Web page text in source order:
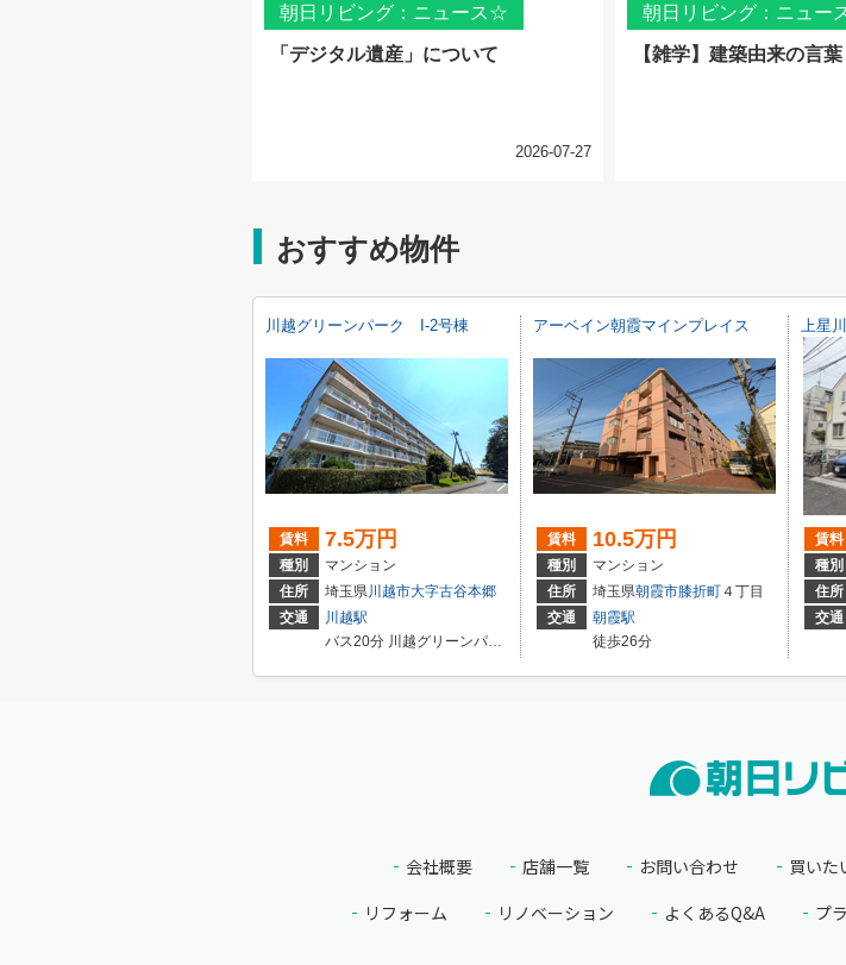
朝日リビング：ニュース☆
「デジタル遺産」について
2026-07-27
朝日リビング：ニュー
【雑学】建築由来の言葉
おすすめ物件
川越グリーンパーク I-2号棟
賃料 7.5万円
種別
マンション
住所
埼玉県 川越市大字古谷本郷
交通
川越駅
バス20分 川越グリーンパーク 停歩6分
アーベイン朝霞マインプレイス
賃料 10.5万円
種別
マンション
住所
埼玉県朝霞市膝折町４丁目
交通
朝霞駅
徒歩26分
上星
賃料
種別
住所
交通
会社概要 店舗一覧 お問い合わせ 買いた
リフォーム
リノベーション よくあるQ&A プ